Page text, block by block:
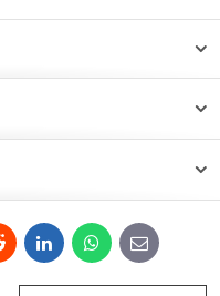
LinkedInWhatsApp
E-
mail